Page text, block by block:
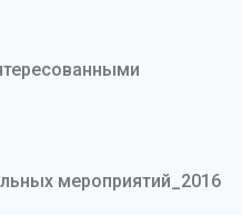
мероприятий_2016